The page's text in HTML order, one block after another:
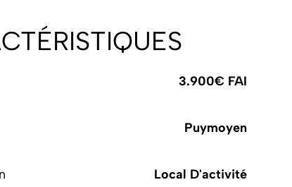
3.900€ FAI
Puymoyen
Local D'activité